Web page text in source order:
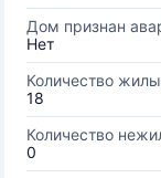
Дом признан
Нет
Количество
18
Количество
0